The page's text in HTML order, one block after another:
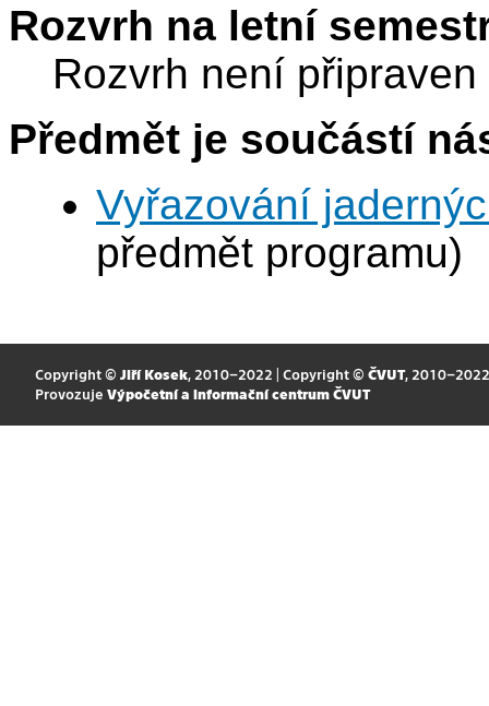
Rozvrh na letní
Rozvrh není připraven
Předmět je součástí
Vyřazování
předmět programu)
Copyright © Jiří Kosek, 2010–2022 | Copyright © ČVUT, 2010–2022
Provozuje Výpočetní a informační centrum ČVUT